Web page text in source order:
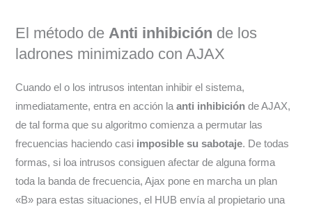
El método deAnti inhibición de los
ladrones minimizado con AJAX
Cuando el o los intrusos intentan inhibir el sistema,
inmediatamente, entra en acción laanti inhibición de AJAX,
de tal forma que su algoritmo comienza a permutar las
frecuencias haciendo casi imposible su sabotaje. De todas
formas, si loa intrusos consiguen afectar de alguna forma
toda la banda de frecuencia, Ajax pone en marcha un plan
«B» para estas situaciones, el HUB envía al propietario una